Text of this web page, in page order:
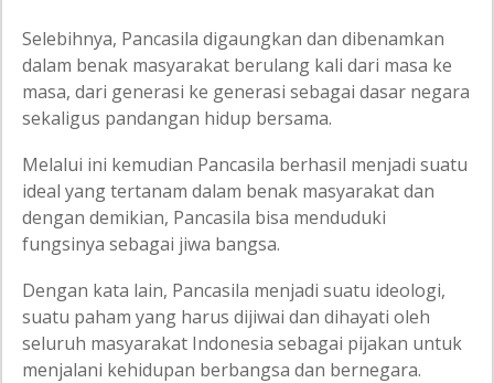
Selebihnya, Pancasila digaungkan dan dibenamkan
dalam benak masyarakat berulang kali dari masa ke
masa, dari generasi ke generasi sebagai dasar negara
sekaligus pandangan hidup bersama.
Melalui ini kemudian Pancasila berhasil menjadi suatu
ideal yang tertanam dalam benak masyarakat dan
dengan demikian, Pancasila bisa menduduki
fungsinya sebagai jiwa bangsa.
Dengan kata lain, Pancasila menjadi suatu ideologi,
suatu paham yang harus dijiwai dan dihayati oleh
seluruh masyarakat Indonesia sebagai pijakan untuk
menjalani kehidupan berbangsa dan bernegara.